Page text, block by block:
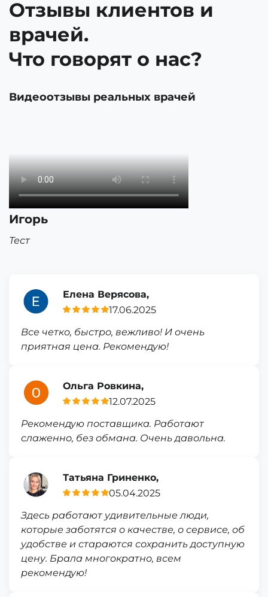
Отзывы клиентов и
врачей.
Что говорят о нас?
Видеоотзывы реальных врачей
Игорь
Тест
Елена Верясова,
17.06.2025
Все четко, быстро, вежливо! И очень
приятная цена. Рекомендую!
Ольга Ровкина,
12.07.2025
Рекомендую поставщика. Работают
слаженно, без обмана. Очень давольна.
Татьяна Гриненко,
05.04.2025
Здесь работают удивительные люди,
которые заботятся о качестве, о сервисе, об
удобстве и стараются сохранить доступную
цену. Брала многократно, всем
рекомендую!